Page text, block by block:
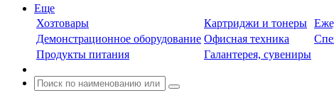
Еще
Хозтовары
Картриджи и тонеры
Демонстрационное оборудование Офисная техника
Продукты питания
Галантерея, сувениры